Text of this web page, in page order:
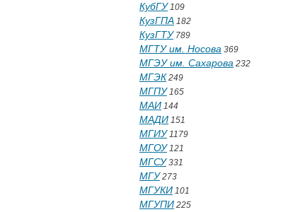
КубГУ109
КузГПА 182
КузГТУ789
МГТУ им. Носова 369
МГЭУ им. Сахарова 232
МГЭК 249
МГПУ165
МАИ 144
МАДИ 151
МГИУ1179
МГОУ121
МГСУ331
МГУ273
МГУКИ 101
МГУПИ 225